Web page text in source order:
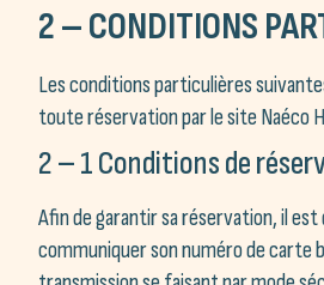
2 – CONDITIONS
Les conditions particulières
toute réservation par le site Naéco
2 – 1 Conditions de
Afin de garantir sa réservation, il est
communiquer son numéro de carte